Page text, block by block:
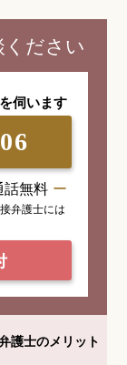
ください
伺います
無料
弁護士には
護士のメリット